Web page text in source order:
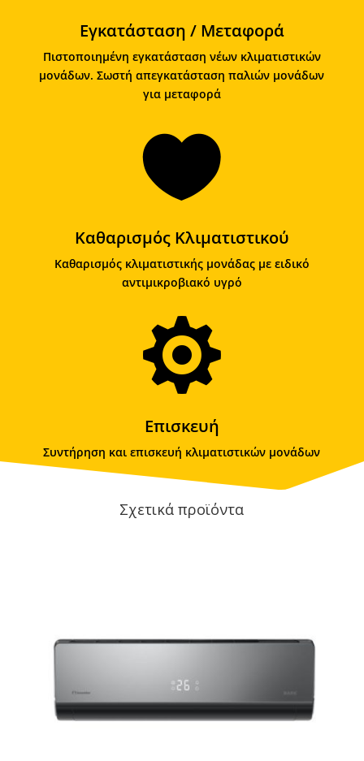
Εγκατάσταση / Μεταφορά
Πιστοποιημένη εγκατάσταση νέων κλιματιστικών
μονάδων. Σωστή απεγκατάσταση παλιών μονάδων
για μεταφορά

Καθαρισμός Κλιματιστικού
Καθαρισμός κλιματιστικής μονάδας με ειδικό
αντιμικροβιακό υγρό

Επισκευή
Συντήρηση και επισκευή κλιματιστικών μονάδων
Σχετικά προϊόντα